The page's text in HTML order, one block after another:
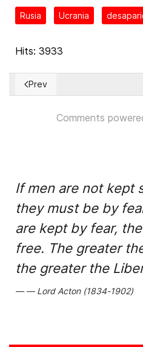
Rusia Ucrania
Hits: 3933
Previous article: Carta de
Prev
Comments
If men are not kept
they must be by
are kept by fear,
free. The greater
the greater the
Lord Acton (1834-1902)